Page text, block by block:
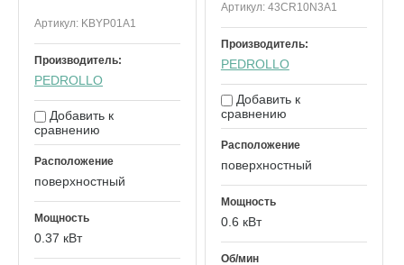
Артикул: KBYP01A1
Производитель:
PEDROLLO
Добавить к
сравнению
Расположение
поверхностный
Мощность
0.37 кВт
Артикул:43CR10N3A1
Производитель:
PEDROLLO
Добавить к
сравнению
Расположение
поверхностный
Мощность
0.6 кВт
Об/мин